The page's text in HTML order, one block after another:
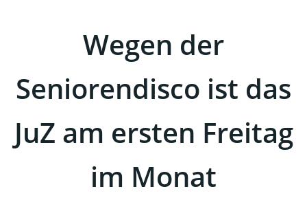
Wegen der
Seniorendisco ist das
JuZ am ersten Freitag
im Monat